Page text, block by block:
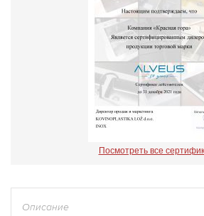
Посмотреть все
Описание